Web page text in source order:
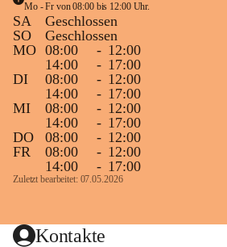
Mo - Fr von 08:00 bis 12:00 Uhr.
SA
Geschlossen
SO
Geschlossen
MO 08:00 - 12:00
14:00
- 17:00
DI
08:00 - 12:00
14:00
- 17:00
MI
08:00 - 12:00
14:00
- 17:00
DO
08:00 - 12:00
FR
08:00 - 12:00
14:00
- 17:00
Zuletzt bearbeitet: 07.05.2026
Kontakte